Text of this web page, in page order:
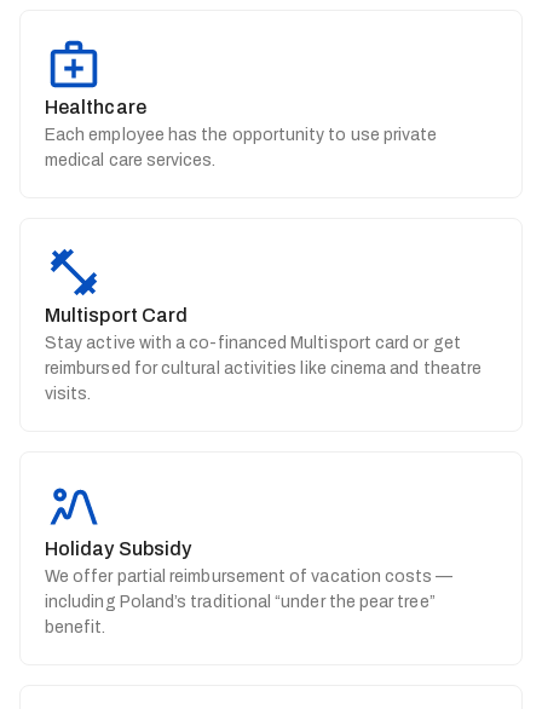
Healthcare
Each employee has the opportunity to use private
medical care services.
Multisport Card
Stay active with a co-financed Multisport card or get
reimbursed for cultural activities like cinema and theatre
visits.
Holiday Subsidy
We offer partial reimbursement of vacation costs —
including Poland’s traditional “under the pear tree”
benefit.